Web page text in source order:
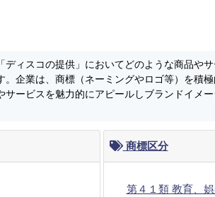
ディスコの提供」においてどのような商品や
企業は、商標（ネーミングやロゴ等）を積
ービスを魅力的にアピールしブランドイメ
商標区分
第４１類 教育、